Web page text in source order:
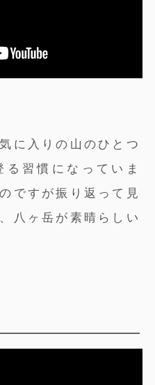
に入りの山のひとつ
習慣になっていま
ですが振り返って見
八ヶ岳が素晴らしい